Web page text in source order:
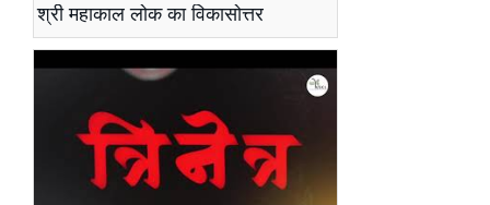
श्री महाकाल लोक का विकासोत्तर